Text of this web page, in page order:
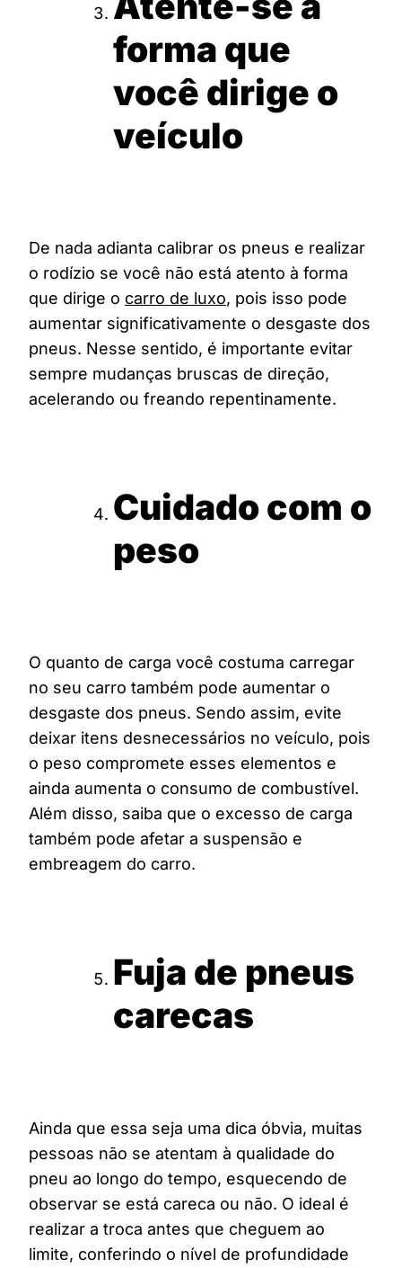
forma que
você dirige o
veículo
De nada adianta calibrar os pneus e realizar
o rodízio se você não está atento à forma
que dirige o carro de luxo, pois isso pode
aumentar significativamente o desgaste dos
pneus. Nesse sentido, é importante evitar
sempre mudanças bruscas de direção,
acelerando ou freando repentinamente.
Cuidado com o
peso
O quanto de carga você costuma carregar
no seu carro também pode aumentar o
desgaste dos pneus. Sendo assim, evite
deixar itens desnecessários no veículo, pois
o peso compromete esses elementos e
ainda aumenta o consumo de combustível.
Além disso, saiba que o excesso de carga
também pode afetar a suspensão e
embreagem do carro.
Fuja de pneus
carecas
Ainda que essa seja uma dica óbvia, muitas
pessoas não se atentam à qualidade do
pneu ao longo do tempo, esquecendo de
observar se está careca ou não. O ideal é
realizar a troca antes que cheguem ao
limite, conferindo o nível de profundidade